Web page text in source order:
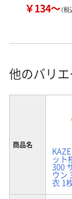
￥134～（税
他のバリ
商品名
ット
300
ウン
衣 1